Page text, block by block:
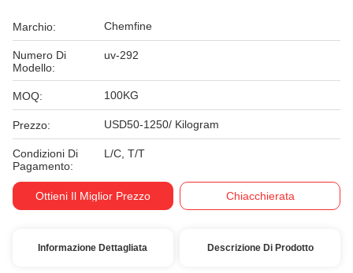
Marchio: Chemfine
Numero Di
Modello:
uv-292
MOQ: 100KG
Prezzo: USD50-1250/ Kilogram
Condizioni Di
Pagamento:
L/C, T/T
Ottieni Il Miglior Prezzo Chiacchierata
Informazione Dettagliata Descrizione Di Prodotto